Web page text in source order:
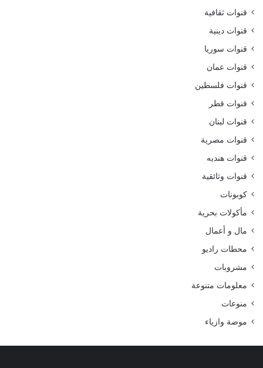
قنوات ثقافية
قنوات دينية
قنوات سوريا
قنوات عمان
قنوات فلسطين
قنوات قطر
قنوات لبنان
قنوات مصرية
قنوات هنديه
قنوات وثائقية
كوبونات
مأكولات بحرية
مال و أعمال
محطات راديو
مشروبات
معلومات متنوعة
منوعات
موضة وازياء